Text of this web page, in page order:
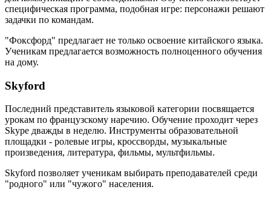
специфическая программа, подобная игре: персонажи решают
задачки по командам.
"Фоксфорд" предлагает не только освоение китайского языка.
Ученикам предлагается возможность полноценного обучения
на дому.
Skyford
Последний представитель языковой категории посвящается
урокам по французскому наречию. Обучение проходит через
Skype дважды в неделю. Инструменты образовательной
площадки - ролевые игры, кроссворды, музыкальные
произведения, литература, фильмы, мультфильмы.
Skyford позволяет ученикам выбирать преподавателей среди
"родного" или "чужого" населения.